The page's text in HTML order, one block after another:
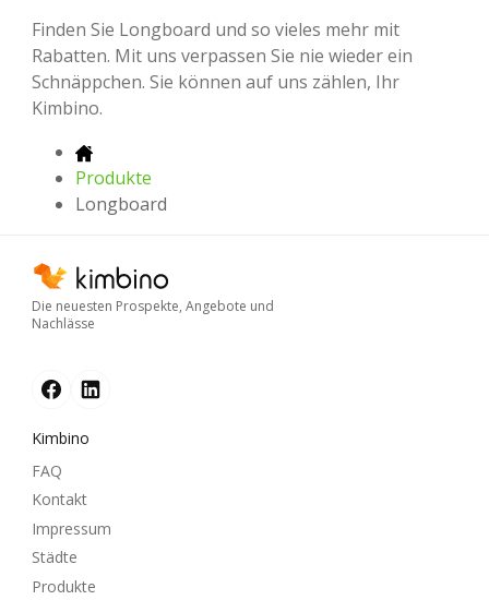
Finden Sie Longboard und so vieles mehr mit
Rabatten. Mit uns verpassen Sie nie wieder ein
Schnäppchen. Sie können auf uns zählen, Ihr
Kimbino.
Produkte
Longboard
Die neuesten Prospekte, Angebote und
Nachlässe
Kimbino
FAQ
Kontakt
Impressum
Städte
Produkte